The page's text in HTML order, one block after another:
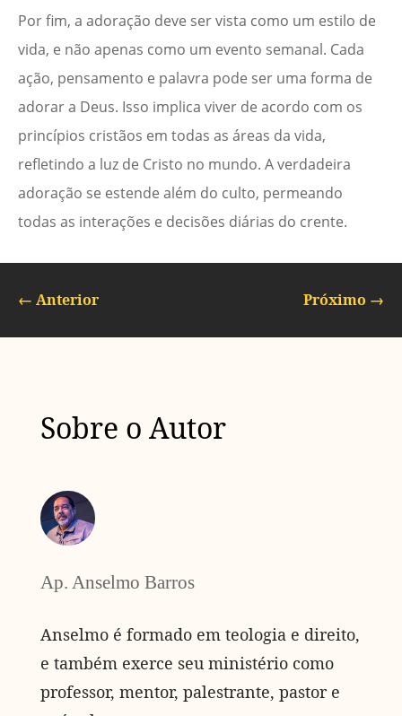
Por fim, a adoração deve ser vista como um estilo de
vida, e não apenas como um evento semanal. Cada
ação, pensamento e palavra pode ser uma forma de
adorar a Deus. Isso implica viver de acordo com os
princípios cristãos em todas as áreas da vida,
refletindo a luz de Cristo no mundo. A verdadeira
adoração se estende além do culto, permeando
todas as interações e decisões diárias do crente.
← Anterior Próximo →
Sobre o Autor
Ap. Anselmo Barros
Anselmo é formado em teologia e direito,
e também exerce seu ministério como
professor, mentor, palestrante, pastor e